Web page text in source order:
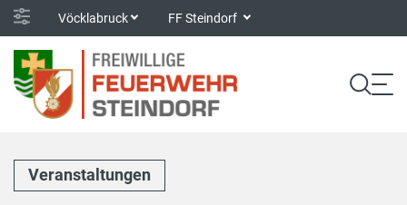
Vöcklabruck FF Steindorf
Veranstaltungen